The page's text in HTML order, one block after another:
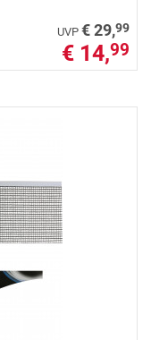
UVP € 29,99
€ 14,99